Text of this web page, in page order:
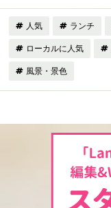
人気 ランチ
ローカルに人気
風景・景色